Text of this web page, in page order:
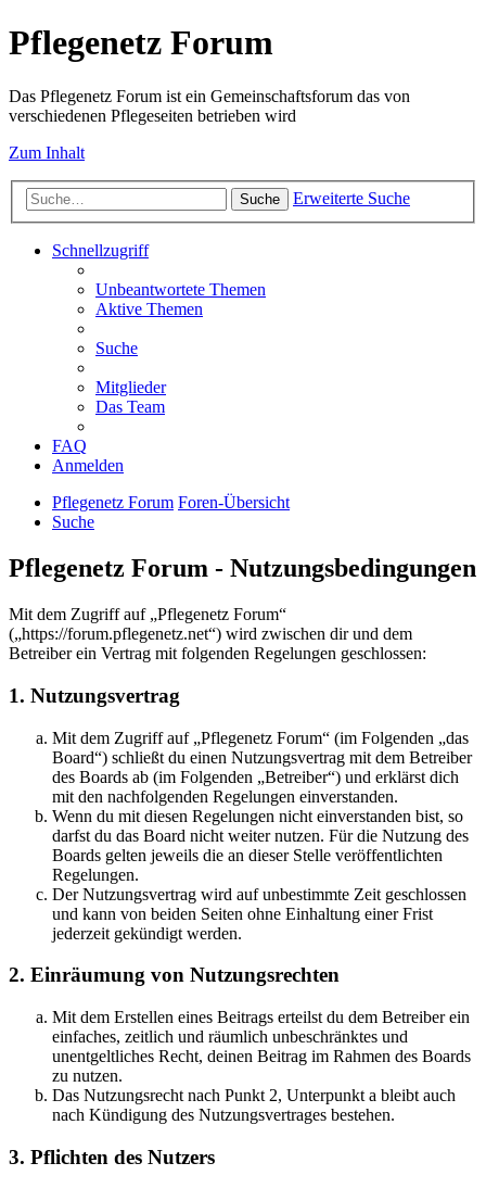
Pflegenetz Forum
Das Pflegenetz Forum ist ein Gemeinschaftsforum das von
verschiedenen Pflegeseiten betrieben wird
Zum Inhalt
Suche Erweiterte Suche
Schnellzugriff
Unbeantwortete Themen
Aktive Themen
Suche
Mitglieder
Das Team
FAQ
Anmelden
Pflegenetz Forum Foren-Übersicht
Suche
Pflegenetz Forum - Nutzungsbedingungen
Mit dem Zugriff auf „Pflegenetz Forum“
(„https://forum.pflegenetz.net“) wird zwischen dir und dem
Betreiber ein Vertrag mit folgenden Regelungen geschlossen:
1. Nutzungsvertrag
Mit dem Zugriff auf „Pflegenetz Forum“ (im Folgenden „das
Board“) schließt du einen Nutzungsvertrag mit dem Betreiber
des Boards ab (im Folgenden „Betreiber“) und erklärst dich
mit den nachfolgenden Regelungen einverstanden.
Wenn du mit diesen Regelungen nicht einverstanden bist, so
darfst du das Board nicht weiter nutzen. Für die Nutzung des
Boards gelten jeweils die an dieser Stelle veröffentlichten
Regelungen.
Der Nutzungsvertrag wird auf unbestimmte Zeit geschlossen
und kann von beiden Seiten ohne Einhaltung einer Frist
jederzeit gekündigt werden.
2. Einräumung von Nutzungsrechten
Mit dem Erstellen eines Beitrags erteilst du dem Betreiber ein
einfaches, zeitlich und räumlich unbeschränktes und
unentgeltliches Recht, deinen Beitrag im Rahmen des Boards
zu nutzen.
Das Nutzungsrecht nach Punkt 2, Unterpunkt a bleibt auch
nach Kündigung des Nutzungsvertrages bestehen.
3. Pflichten des Nutzers